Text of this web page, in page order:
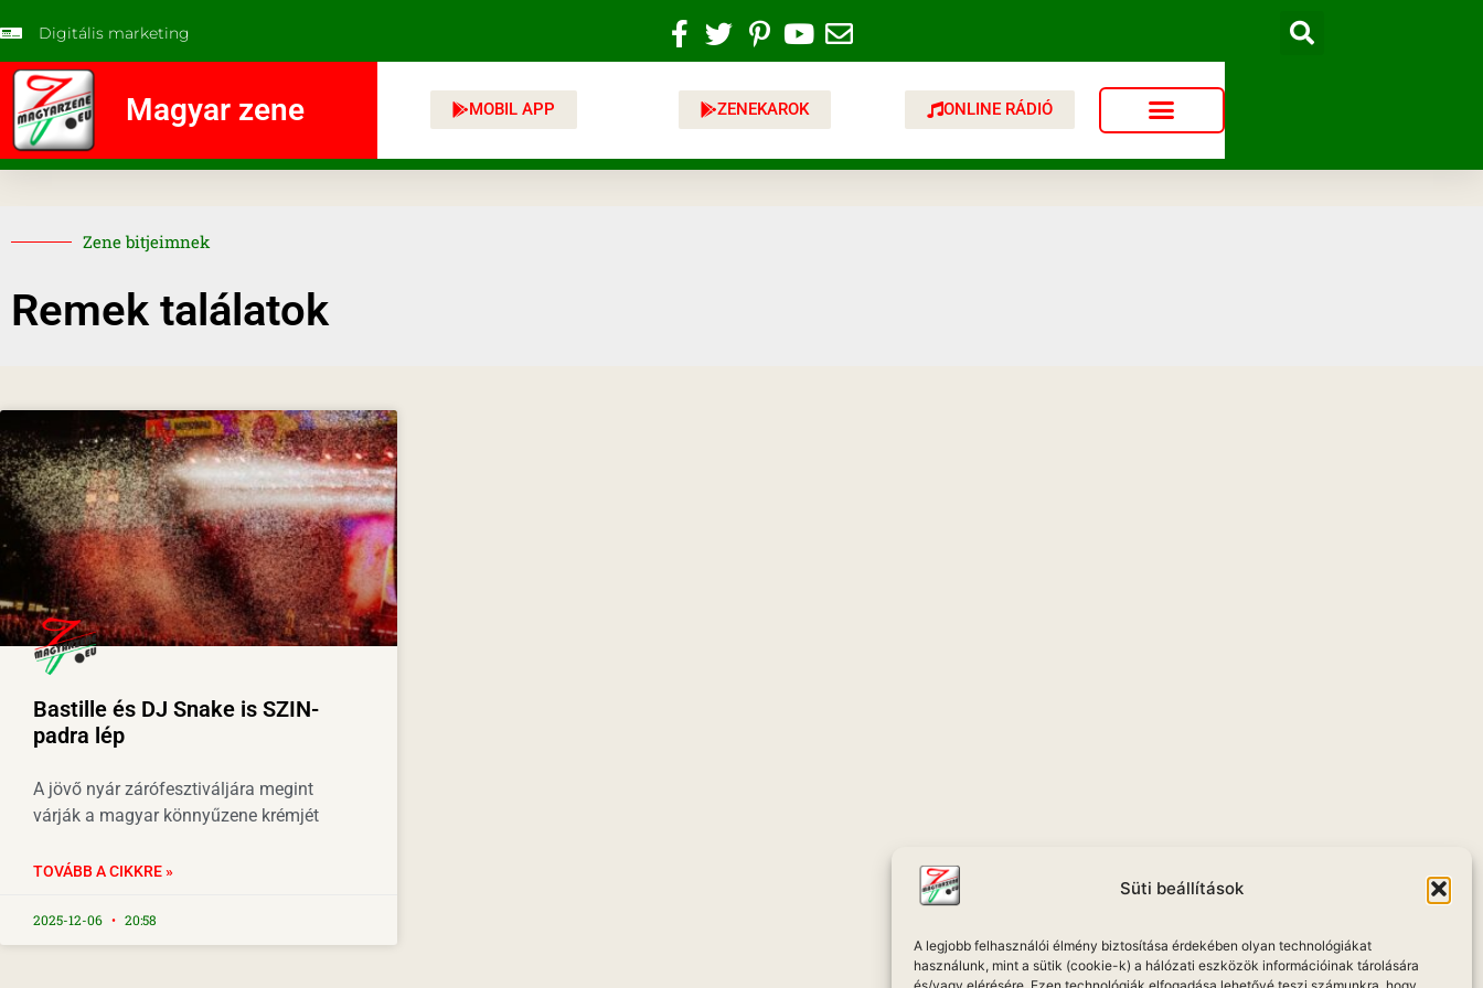
Süti beállítások
A legjobb felhasználói élmény biztosítása érdekében olyan technológiákat
használunk, mint a sütik (cookie-k) a hálózati eszközök információinak tárolására
Digitális marketing
Magyar zene MOBIL APP ZENEKAROK ONLINE RÁDIÓ
Zene bitjeimnek
Remek találatok
Bastille és DJ Snake is SZIN-
padra lép
A jövő nyár zárófesztiváljára megint
várják a magyar könnyűzene krémjét
TOVÁBB A CIKKRE »
2025-12-06 20:58